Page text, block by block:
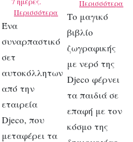
Περισσότερα
Ένα
συναρπαστικό
σετ
αυτοκόλλητων
από την
εταιρεία
Djeco, που
μεταφέρει τα
Περισσότερα
Το μαγικό
βιβλίο
ζωγραφικής
με νερό της
Djeco φέρνει
τα παιδιά σε
επαφή με τον
κόσμο της